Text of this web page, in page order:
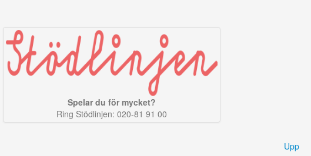
Spelar du för mycket?
Ring Stödlinjen: 020-81 91 00
Upp